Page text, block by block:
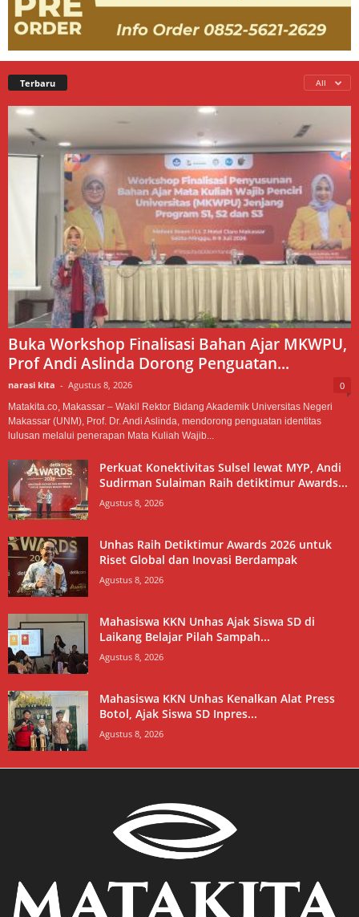
Terbaru All
Buka Workshop Finalisasi Bahan Ajar MKWPU,
Prof Andi Aslinda Dorong Penguatan...
narasi kita - Agustus 8, 2026 0
Matakita.co, Makassar – Wakil Rektor Bidang Akademik Universitas Negeri
Makassar (UNM), Prof. Dr. Andi Aslinda, mendorong penguatan identitas
lulusan melalui penerapan Mata Kuliah Wajib...
Perkuat Konektivitas Sulsel lewat MYP, Andi
Sudirman Sulaiman Raih detiktimur Awards...
Agustus 8, 2026
Unhas Raih Detiktimur Awards 2026 untuk
Riset Global dan Inovasi Berdampak
Agustus 8, 2026
Mahasiswa KKN Unhas Ajak Siswa SD di
Laikang Belajar Pilah Sampah...
Agustus 8, 2026
Mahasiswa KKN Unhas Kenalkan Alat Press
Botol, Ajak Siswa SD Inpres...
Agustus 8, 2026